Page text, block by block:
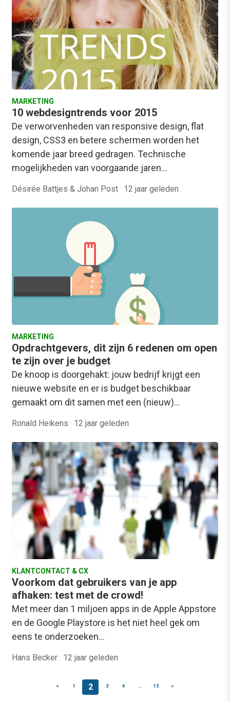
MARKETING
10 webdesigntrends voor 2015
De verworvenheden van responsive design, flat
design, CSS3 en betere schermen worden het
komende jaar breed gedragen. Technische
mogelijkheden van voorgaande jaren…
Désirée Battjes & Johan Post · 12 jaar geleden
MARKETING
Opdrachtgevers, dit zijn 6 redenen om open
te zijn over je budget
De knoop is doorgehakt: jouw bedrijf krijgt een
nieuwe website en er is budget beschikbaar
gemaakt om dit samen met een (nieuw)…
Ronald Heikens · 12 jaar geleden
KLANTCONTACT & CX
Voorkom dat gebruikers van je app
afhaken: test met de crowd!
Met meer dan 1 miljoen apps in de Apple Appstore
en de Google Playstore is het niet heel gek om
eens te onderzoeken…
Hans Becker · 12 jaar geleden
< 1 2 3 4 15 >